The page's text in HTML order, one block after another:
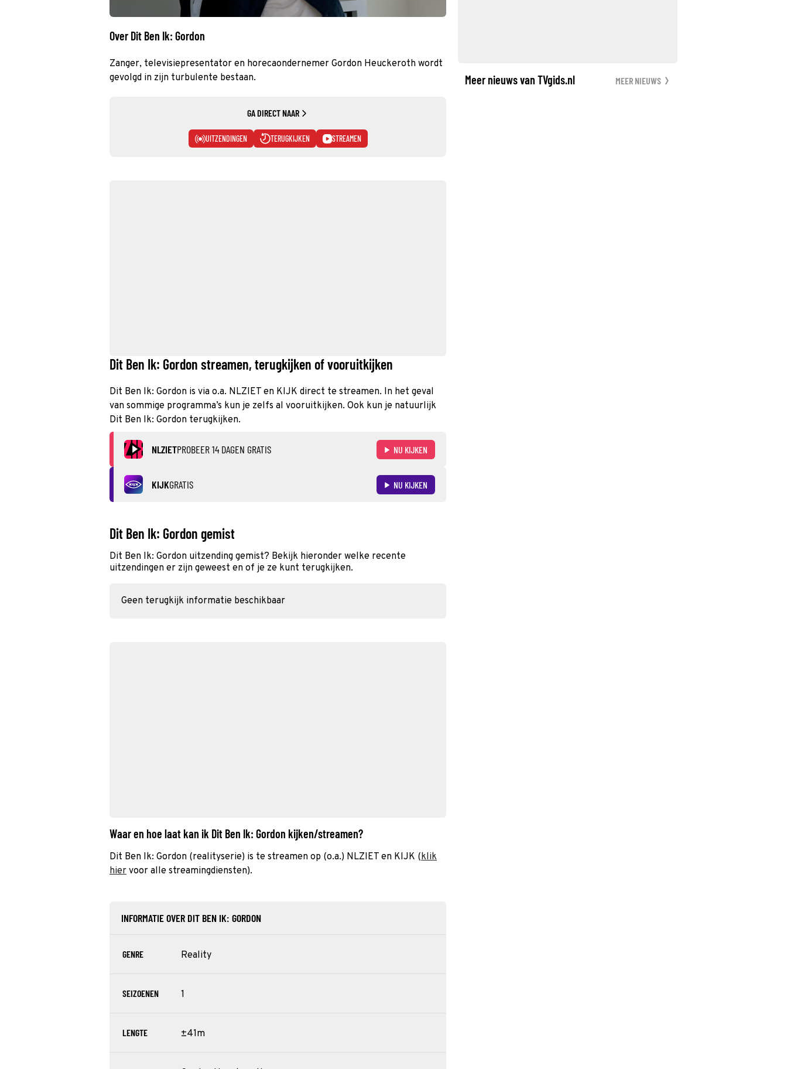
Over Dit Ben Ik: Gordon
Zanger, televisiepresentator en horecaondernemer Gordon Heuckeroth wordt
gevolgd in zijn turbulente bestaan.
GA DIRECT NAAR
UITZENDINGEN TERUGKIJKEN STREAMEN
Dit Ben Ik: Gordon streamen, terugkijken of vooruitkijken
Dit Ben Ik: Gordon is via o.a. NLZIET en KIJK direct te streamen. In het geval
van sommige programma’s kun je zelfs al vooruitkijken. Ook kun je natuurlijk
Dit Ben Ik: Gordon terugkijken.
NLZIETPROBEER 14 DAGEN GRATIS NU KIJKEN
KIJKGRATIS NU KIJKEN
Dit Ben Ik: Gordon gemist
Dit Ben Ik: Gordon uitzending gemist? Bekijk hieronder welke recente
uitzendingen er zijn geweest en of je ze kunt terugkijken.
Geen terugkijk informatie beschikbaar
Waar en hoe laat kan ik Dit Ben Ik: Gordon kijken/streamen?
Dit Ben Ik: Gordon (realityserie) is te streamen op (o.a.) NLZIET en KIJK (klik
hier voor alle streamingdiensten).
INFORMATIE OVER DIT BEN IK: GORDON
GENRE Reality
SEIZOENEN 1
LENGTE ±41m
Meer nieuws van TVgids.nl MEER NIEUWS